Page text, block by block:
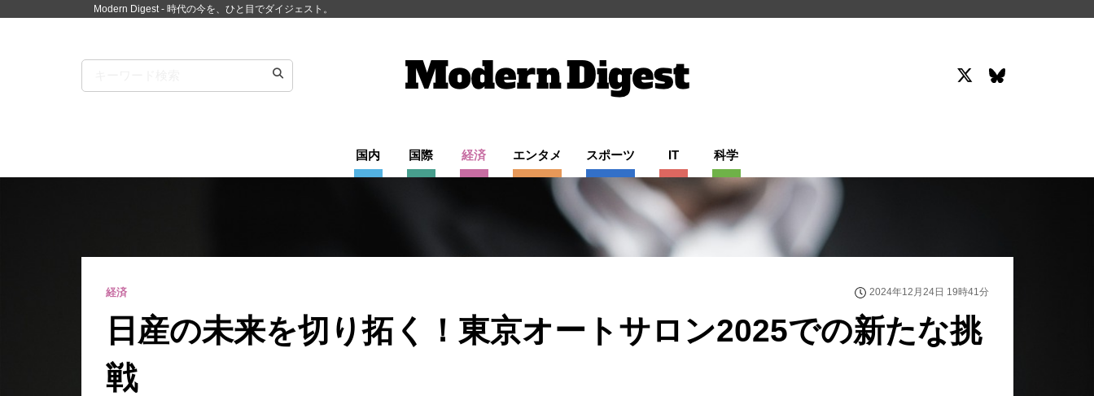
Modern Digest - 時代の今を、ひと目でダイジェスト。
国内 国際 経済 エンタメ スポーツ IT 科学
経済 2024年12月24日 19時41分
日産の未来を切り拓く！東京オートサロン2025での新たな挑
戦